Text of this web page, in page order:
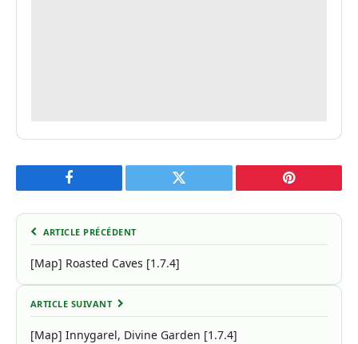
Facebook Twitter Pinterest
ARTICLE PRÉCÉDENT
[Map] Roasted Caves [1.7.4]
ARTICLE SUIVANT
[Map] Innygarel, Divine Garden [1.7.4]